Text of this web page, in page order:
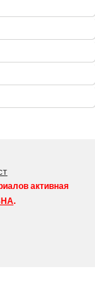
активная
.